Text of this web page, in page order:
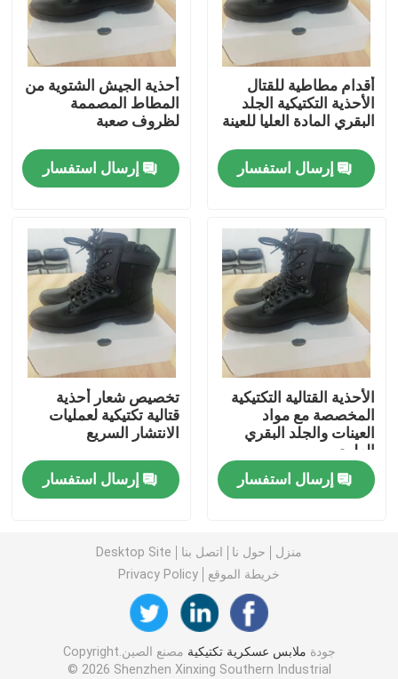
مراقبة الجودة
أخبار
اطلب اقتباس
سترة عسكرية تكتيكية مضادة للرصاص
خوذة البالستية التكتيكية
اللوحات الباليستية العسكرية
معدات مضادة للرصاص
حقيبة ظهر عسكرية تكتيكية
معدات في الهواء الطلق التكتيكية
الأحذية التكتيكية القتالية
سترة قتالية تكتيكية
أقدام مطاطية للقتال
الأحذية التكتيكية الجلد
البقري المادة العليا للعينة
إرسال استفسار
أحذية الجيش الشتوية من
المطاط المصممة
لظروف صعبة
إرسال استفسار
الأحذية القتالية التكتيكية
المخصصة مع مواد
العينات والجلد البقري
العلوي
إرسال استفسار
تخصيص شعار أحذية
قتالية تكتيكية لعمليات
الانتشار السريع
إرسال استفسار
منزل حول نا اتصل بنا
Desktop Site
خريطة الموقع
Privacy Policy
جودة ملابس عسكرية تكتيكية
مصنع الصين.Copyright
© 2026 Shenzhen Xinxing Southern Industrial